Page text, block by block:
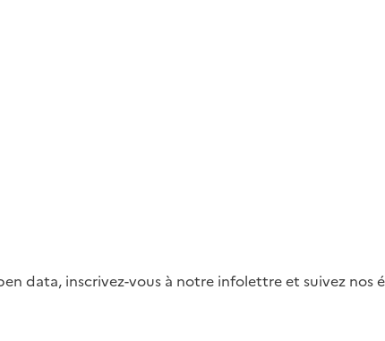
data, inscrivez-vous à notre infolettre et suivez nos